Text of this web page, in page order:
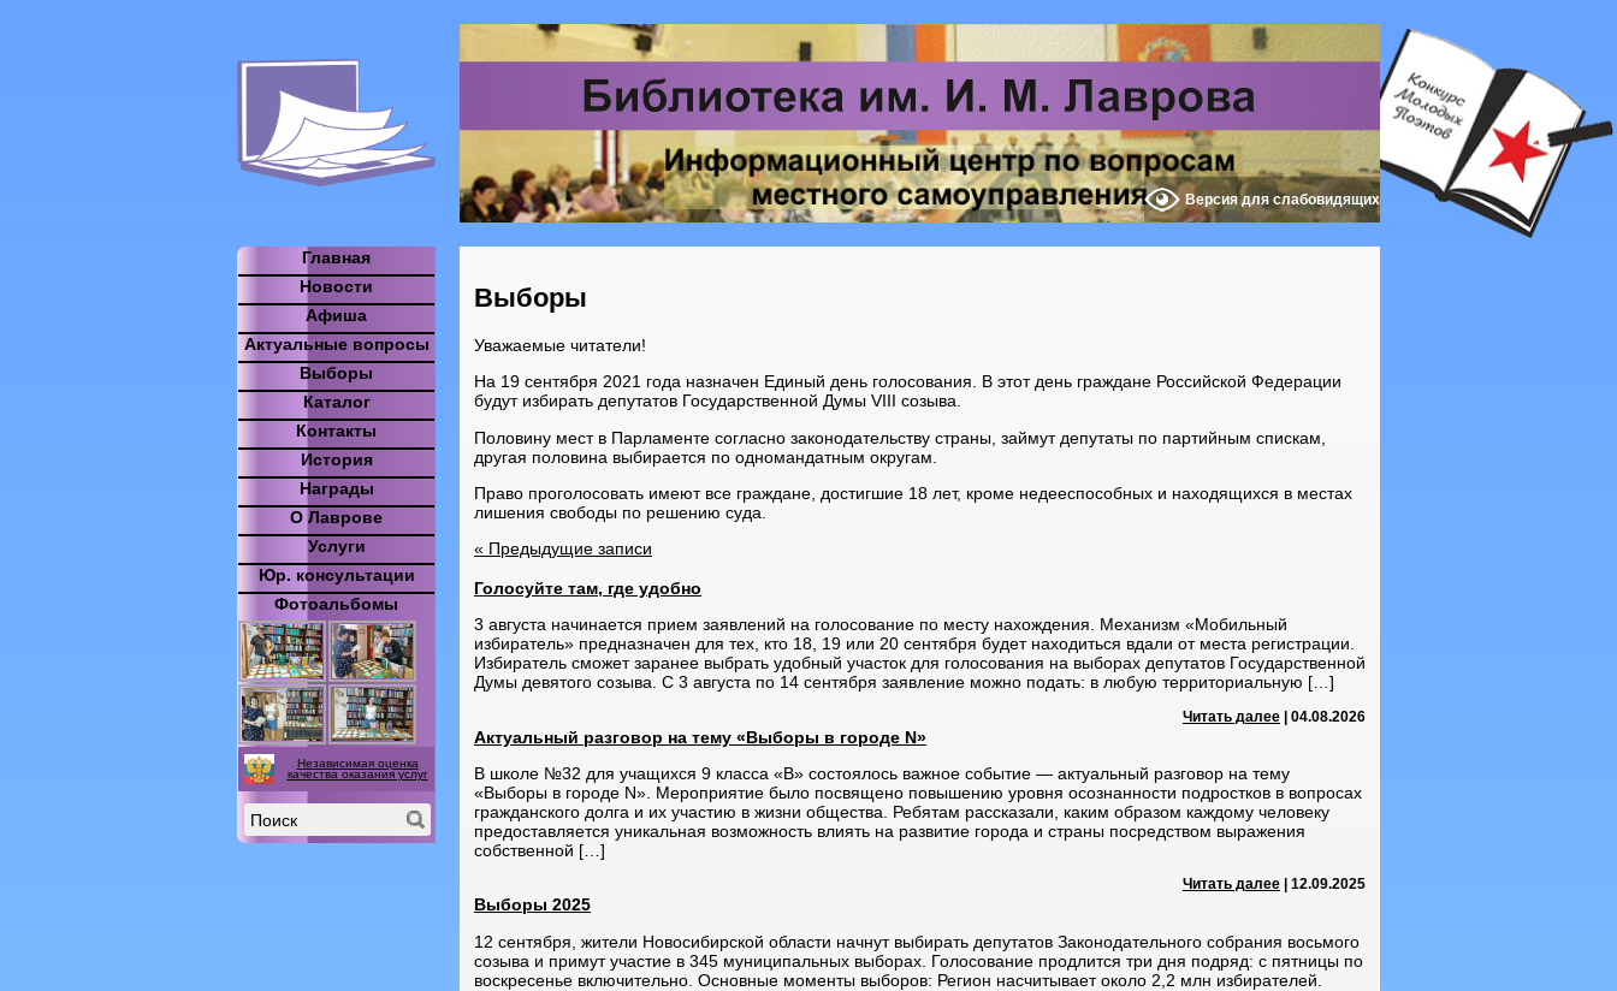
Версия для слабовидящих
Выборы
Уважаемые читатели!
На 19 сентября 2021 года назначен Единый день голосования. В этот день граждане Российской Федерации
будут избирать депутатов Государственной Думы VIII созыва.
Половину мест в Парламенте согласно законодательству страны, займут депутаты по партийным спискам,
другая половина выбирается по одномандатным округам.
Право проголосовать имеют все граждане, достигшие 18 лет, кроме недееспособных и находящихся в местах
лишения свободы по решению суда.
« Предыдущие записи
Голосуйте там, где удобно
3 августа начинается прием заявлений на голосование по месту нахождения. Механизм «Мобильный
избиратель» предназначен для тех, кто 18, 19 или 20 сентября будет находиться вдали от места регистрации.
Избиратель сможет заранее выбрать удобный участок для голосования на выборах депутатов Государственной
Думы девятого созыва. С 3 августа по 14 сентября заявление можно подать: в любую территориальную […]
Читать далее | 04.08.2026
Актуальный разговор на тему «Выборы в городе N»
В школе №32 для учащихся 9 класса «В» состоялось важное событие — актуальный разговор на тему
«Выборы в городе N». Мероприятие было посвящено повышению уровня осознанности подростков в вопросах
гражданского долга и их участию в жизни общества. Ребятам рассказали, каким образом каждому человеку
предоставляется уникальная возможность влиять на развитие города и страны посредством выражения
собственной […]
Читать далее | 12.09.2025
Выборы 2025
12 сентября, жители Новосибирской области начнут выбирать депутатов Законодательного собрания восьмого
созыва и примут участие в 345 муниципальных выборах. Голосование продлится три дня подряд: с пятницы по
воскресенье включительно. Основные моменты выборов: Регион насчитывает около 2,2 млн избирателей.
Главная
Новости
Афиша
Актуальные вопросы
Выборы
Каталог
Контакты
История
Награды
О Лаврове
Услуги
Юр. консультации
Фотоальбомы
Независимая оценка
качества оказания услуг